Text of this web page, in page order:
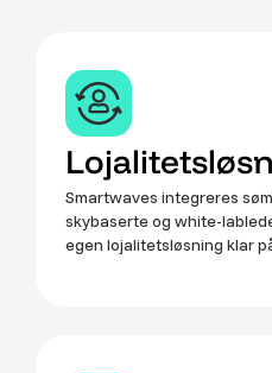
Smartwaves integreres
skybaserte og white-
egen lojalitetsløsning klar